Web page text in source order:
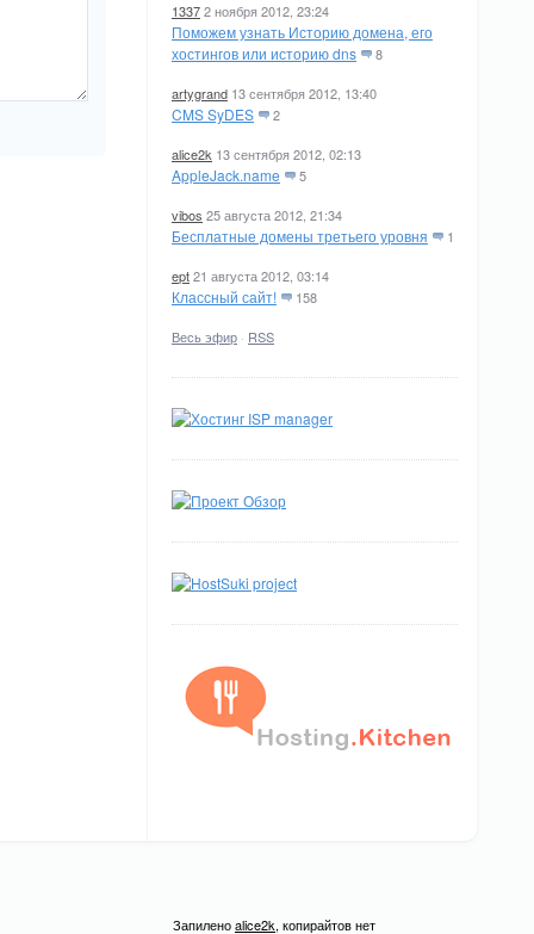
13372 ноября 2012, 23:24
Поможем узнать Историю домена, его
хостингов или историю dns
8
artygrand 13 сентября 2012, 13:40
CMS SyDES 2
alice2k 13 сентября 2012, 02:13
AppleJack.name 5
vibos 25 августа 2012, 21:34
Бесплатные домены третьего уровня 1
ept21 августа 2012, 03:14
Классный сайт! 158
Весь эфир · RSS
Запиленоalice2k, копирайтов нет